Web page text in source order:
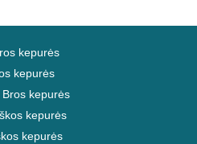
kepurės
kepurės
kepurės
kepurės
kepurės